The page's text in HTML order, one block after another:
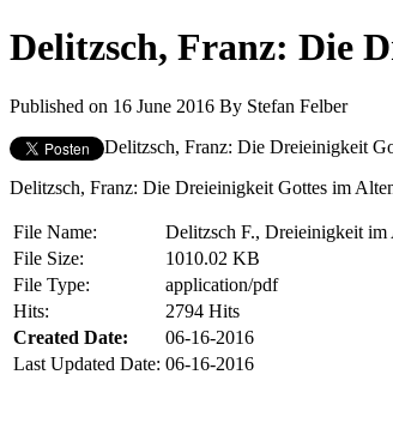
Delitzsch, Franz: Die
Published on 16 June 2016 By Stefan Felber
Delitzsch, Franz: Die Dreieinigkeit
Delitzsch, Franz: Die Dreieinigkeit Gottes im
File Name:
Delitzsch F., Dreieinigkeit im
File Size:
1010.02 KB
File Type:
application/pdf
Hits:
2794 Hits
Created Date:
06-16-2016
Last Updated Date: 06-16-2016